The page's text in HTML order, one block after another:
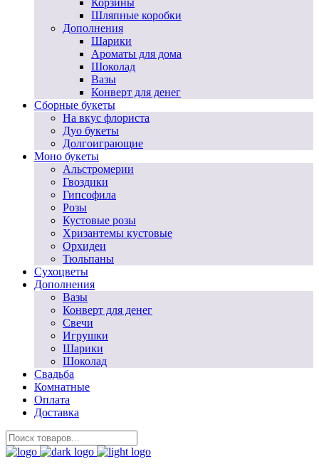
Корзины
Шляпные коробки
Дополнения
Шарики
Ароматы для дома
Шоколад
Вазы
Конверт для денег
Сборные букеты
На вкус флориста
Дуо букеты
Долгоиграющие
Моно букеты
Альстромерии
Гвоздики
Гипсофила
Розы
Кустовые розы
Хризантемы кустовые
Орхидеи
Тюльпаны
Сухоцветы
Дополнения
Вазы
Конверт для денег
Свечи
Игрушки
Шарики
Шоколад
Свадьба
Комнатные
Оплата
Доставка